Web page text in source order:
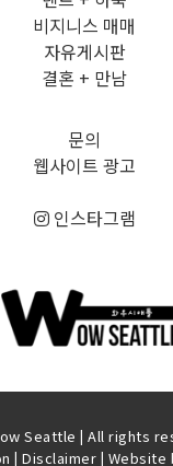
비지니스 매매
자유게시판
결혼 + 만남
문의
웹사이트 광고
인스타그램
Seattle | All rights
|Disclaimer |